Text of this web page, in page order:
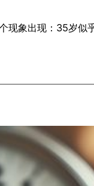
现象出现：35岁似